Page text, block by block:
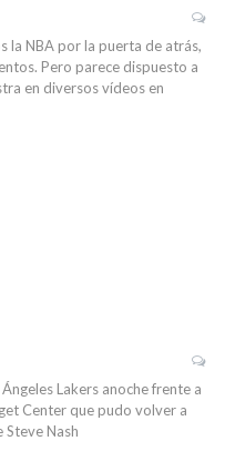
la NBA por la puerta de atrás,
Pero parece dispuesto a
en diversos vídeos en
Lakers anoche frente a
Center que pudo volver a
Nash